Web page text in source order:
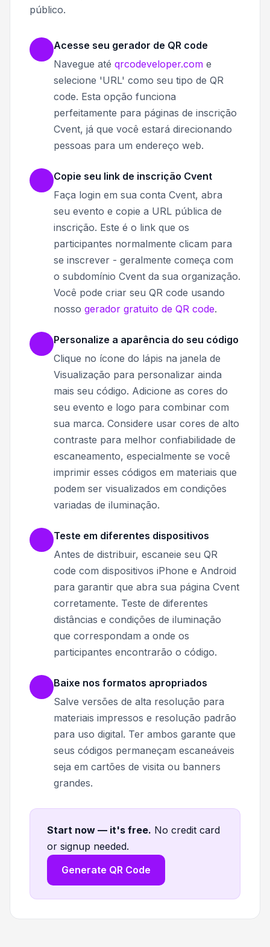
público.
Acesse seu gerador de QR code
Navegue até qrcodeveloper.com e
selecione 'URL' como seu tipo de QR
code. Esta opção funciona
perfeitamente para páginas de inscrição
Cvent, já que você estará direcionando
pessoas para um endereço web.
Copie seu link de inscrição Cvent
Faça login em sua conta Cvent, abra
seu evento e copie a URL pública de
inscrição. Este é o link que os
participantes normalmente clicam para
se inscrever - geralmente começa com
o subdomínio Cvent da sua organização.
Você pode criar seu QR code usando
nosso gerador gratuito de QR code.
Personalize a aparência do seu código
Clique no ícone do lápis na janela de
Visualização para personalizar ainda
mais seu código. Adicione as cores do
seu evento e logo para combinar com
sua marca. Considere usar cores de alto
contraste para melhor confiabilidade de
escaneamento, especialmente se você
imprimir esses códigos em materiais que
podem ser visualizados em condições
variadas de iluminação.
Teste em diferentes dispositivos
Antes de distribuir, escaneie seu QR
code com dispositivos iPhone e Android
para garantir que abra sua página Cvent
corretamente. Teste de diferentes
distâncias e condições de iluminação
que correspondam a onde os
participantes encontrarão o código.
Baixe nos formatos apropriados
Salve versões de alta resolução para
materiais impressos e resolução padrão
para uso digital. Ter ambos garante que
seus códigos permaneçam escaneáveis
seja em cartões de visita ou banners
grandes.
Start now — it's free. No credit card
or signup needed.
Generate QR Code